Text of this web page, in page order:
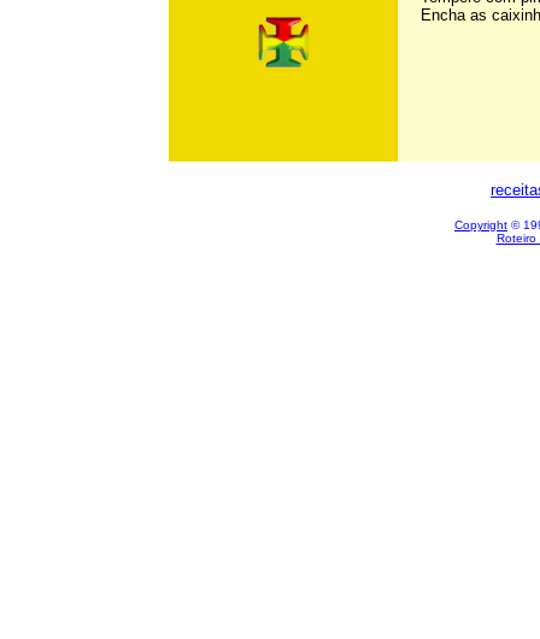
Encha as
Copyright ©
Roteiro